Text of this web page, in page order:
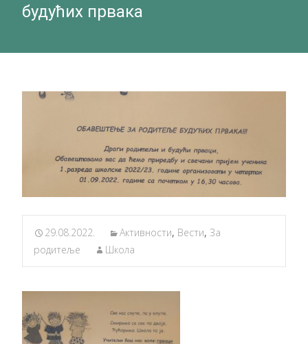
будућих првака
29.08.2022. Активности, Вести, За
родитеље
Школа